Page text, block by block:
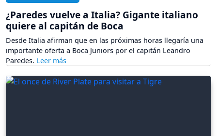
¿Paredes vuelve a Italia? Gigante italiano
quiere al capitán de Boca
Desde Italia afirman que en las próximas horas llegaría una
importante oferta a Boca Juniors por el capitán Leandro
Paredes.